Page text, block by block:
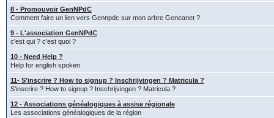
8 - Promouvoir GenNPdC
Comment faire un lien vers Gennpdc sur mon arbre Geneanet ?
9 - L'association GenNPdC
c'est qui ? c'est quoi ?
10 - Need Help ?
Help for english spoken
11- S'inscrire ? How to signup ? Inschrijvingen ? Matricula ?
S'inscrire ? How to signup ? Inschrijvingen ? Matricula ?
12 - Associations généalogiques à assise régionale
Les associations généalogiques de la région